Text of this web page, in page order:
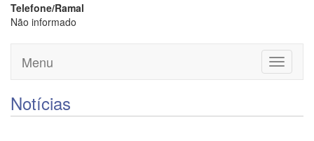
Telefone/Ramal
Não informado
Toggle
Menu
Notícias